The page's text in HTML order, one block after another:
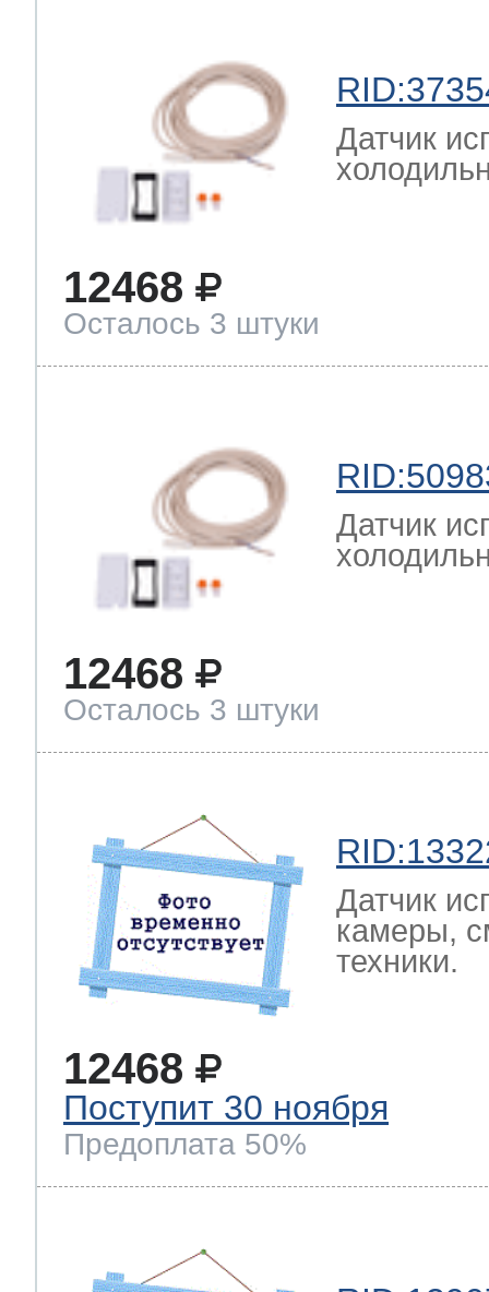
Датчик
12468
Осталось 3 штуки
Датчик
12468
Осталось 3 штуки
Датчик
камеры,
техники.
12468
Поступит 30 ноября
Предоплата 50%